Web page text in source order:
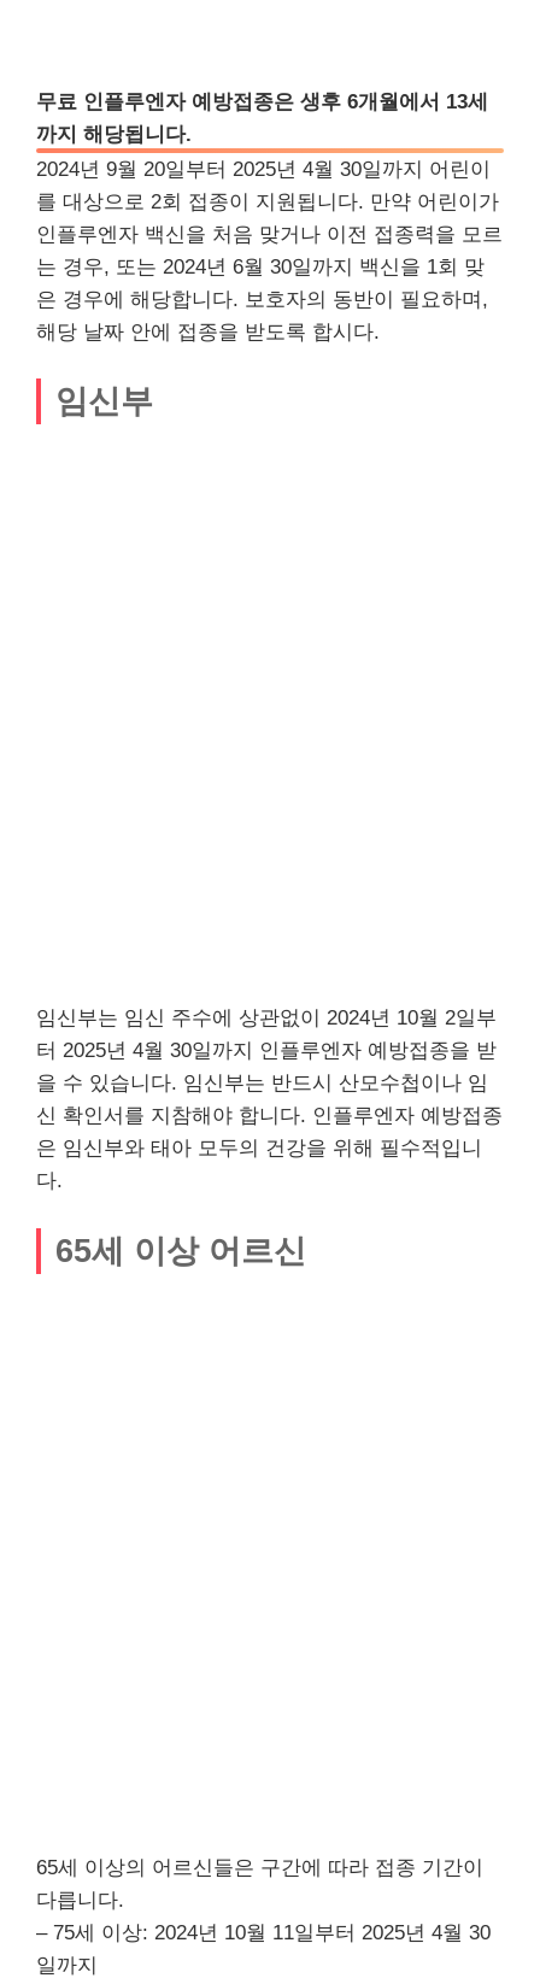
무료 인플루엔자 예방접종은 생후 6개월에서 13세
까지 해당됩니다.
2024년 9월 20일부터 2025년 4월 30일까지 어린이
를 대상으로 2회 접종이 지원됩니다. 만약 어린이가
인플루엔자 백신을 처음 맞거나 이전 접종력을 모르
는 경우, 또는 2024년 6월 30일까지 백신을 1회 맞
은 경우에 해당합니다. 보호자의 동반이 필요하며,
해당 날짜 안에 접종을 받도록 합시다.
임신부
임신부는 임신 주수에 상관없이 2024년 10월 2일부
터 2025년 4월 30일까지 인플루엔자 예방접종을 받
을 수 있습니다. 임신부는 반드시 산모수첩이나 임
신 확인서를 지참해야 합니다. 인플루엔자 예방접종
은 임신부와 태아 모두의 건강을 위해 필수적입니
다.
65세 이상 어르신
65세 이상의 어르신들은 구간에 따라 접종 기간이
다릅니다.
– 75세 이상: 2024년 10월 11일부터 2025년 4월 30
일까지